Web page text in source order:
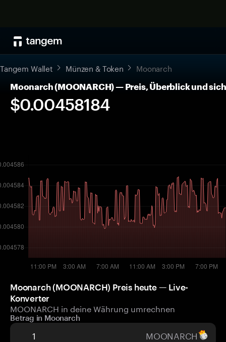
Tangem Wallet Münzen & Token Moonarch
Moonarch (MOONARCH) — Preis, Überblick und
$0.00458184
Moonarch (MOONARCH) Preis heute — Live-
Konverter
MOONARCH in deine Währung umrechnen
Betrag in Moonarch
MOONARCH